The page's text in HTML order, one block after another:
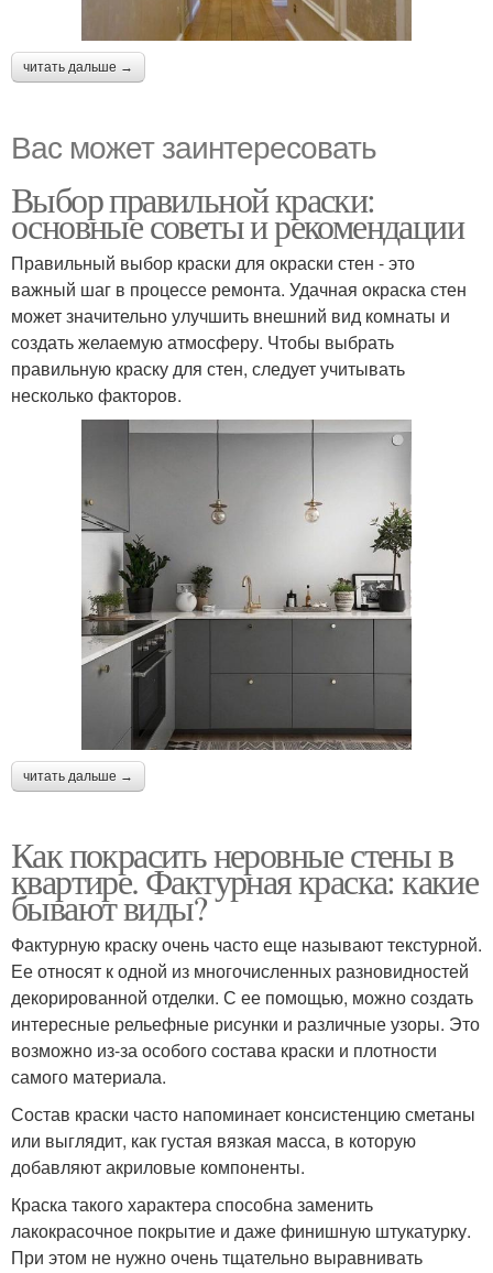
читать дальше →
Вас может заинтересовать
Выбор правильной краски:
основные советы и рекомендации
Правильный выбор краски для окраски стен - это
важный шаг в процессе ремонта. Удачная окраска стен
может значительно улучшить внешний вид комнаты и
создать желаемую атмосферу. Чтобы выбрать
правильную краску для стен, следует учитывать
несколько факторов.
читать дальше →
Как покрасить неровные стены в
квартире. Фактурная краска: какие
бывают виды?
Фактурную краску очень часто еще называют текстурной.
Ее относят к одной из многочисленных разновидностей
декорированной отделки. С ее помощью, можно создать
интересные рельефные рисунки и различные узоры. Это
возможно из-за особого состава краски и плотности
самого материала.
Состав краски часто напоминает консистенцию сметаны
или выглядит, как густая вязкая масса, в которую
добавляют акриловые компоненты.
Краска такого характера способна заменить
лакокрасочное покрытие и даже финишную штукатурку.
При этом не нужно очень тщательно выравнивать